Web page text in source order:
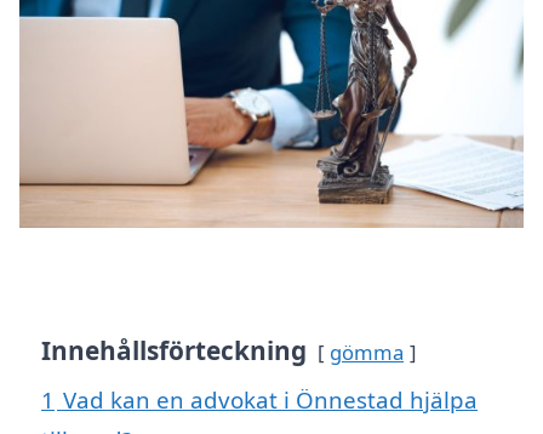
Innehållsförteckning gömma
1 Vad kan en advokat i Önnestad hjälpa